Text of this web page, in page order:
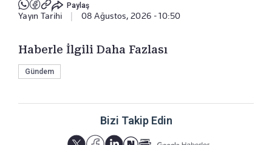
Paylaş
Yayın Tarihi 08 Ağustos, 2026 - 10:50
Haberle İlgili Daha Fazlası
Gündem
Bizi Takip Edin